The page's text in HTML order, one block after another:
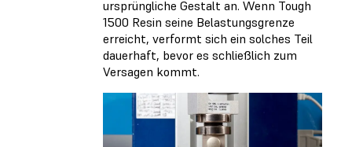
ursprüngliche Gestalt an. Wenn Tough
1500 Resin seine Belastungsgrenze
erreicht, verformt sich ein solches Teil
dauerhaft, bevor es schließlich zum
Versagen kommt.